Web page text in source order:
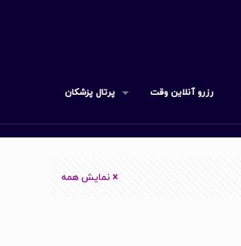
رزرو آنلاین وقت پرتال پزشکان
نمایش همه